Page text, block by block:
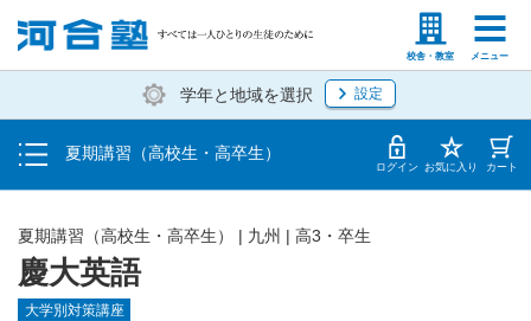
校舎・教室 メニュー
塾生の方 高等学校の先生
学年と地域を選択 設定
夏期講習（高校生・高卒生）
受講料・お申し込み方法
受講開始までの流れ
校舎・教室一覧 ログイン お気に入り カート
慶大英語
夏期講習（高校生・高卒生） | 九州 | 高3・卒生
大学別対策講座